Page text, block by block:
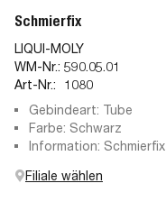
Schmierfix
LIQUI-MOLY
WM-Nr.: 590.05.01
Art-Nr.:
1080
Gebindeart: Tube
Farbe: Schwarz
Information: Schmierfix
Filiale wählen